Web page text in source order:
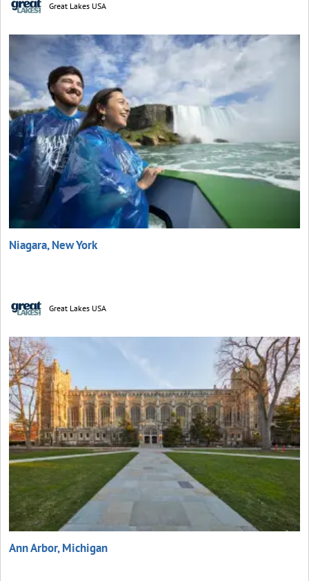
Great Lakes USA
Niagara, New York
Great Lakes USA
Ann Arbor, Michigan